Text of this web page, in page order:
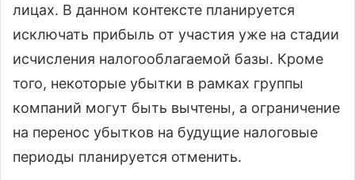
лицах. В данном контексте планируется
исключать прибыль от участия уже на стадии
исчисления налогооблагаемой базы. Кроме
того, некоторые убытки в рамках группы
компаний могут быть вычтены, а ограничение
на перенос убытков на будущие налоговые
периоды планируется отменить.